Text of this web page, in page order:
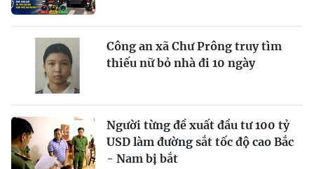
Công an xã Chư Prông truy tìm
thiếu nữ bỏ nhà đi 10 ngày
Người từng đề xuất đầu tư 100 tỷ
USD làm đường sắt tốc độ cao Bắc
- Nam bị bắt